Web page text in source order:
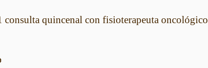
consulta quincenal con fisioterapeuta oncológico